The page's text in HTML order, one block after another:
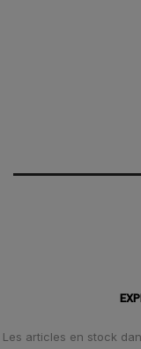
Les articles en stock